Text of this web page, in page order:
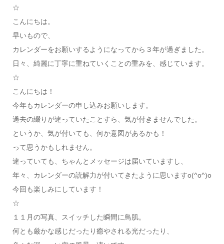
☆
こんにちは。
早いもので、
カレンダーをお願いするようになってから３年が過ぎました。
日々、綺麗に丁寧に重ねていくことの重みを、感じています。
☆
こんにちは！
今年もカレンダーの申し込みお願いします。
過去の綴りが違っていたことすら、気が付きませんでした。
というか、気が付いても、何か意図があるかも！
って思うかもしれません。
違っていても、ちゃんとメッセージは届いていますし、
年々、カレンダーの読解力が付いてきたように思いますo(^o^)o
今回も楽しみにしています！
☆
１１月の写真、スイッチした瞬間に鳥肌。
何とも厳かな感じだったり癒やされる光だったり、